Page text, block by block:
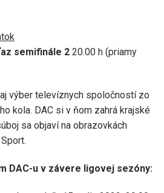
semifinále 2 20.00 h (priamy
výber televíznych spoločností zo
kola. DAC si v ňom zahrá krajské
sa objaví na obrazovkách
DAC-u v závere ligovej sezóny: